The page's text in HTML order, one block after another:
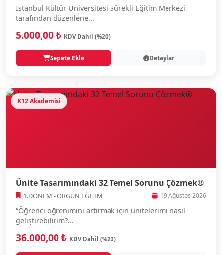
İstanbul Kültür Üniversitesi Sürekli Eğitim Merkezi
tarafından düzenlene...
5.000,00 ₺ KDV Dahil (%20)
Sepete Ekle Detaylar
K12 Akademisi
Ünite Tasarımındaki 32 Temel Sorunu Çözmek®
1.DÖNEM - ÖRGÜN EĞİTİM 19 Ağustos 2026
“Öğrenci öğrenimini artırmak için ünitelerimi nasıl
geliştirebilirim?...
36.000,00 ₺ KDV Dahil (%20)